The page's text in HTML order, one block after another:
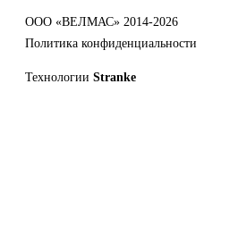
ООО «ВЕЛМАС» 2014-2026
Политика конфиденциальности
Технологии Stranke